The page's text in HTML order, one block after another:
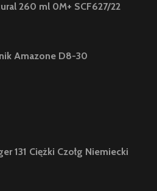
260 ml 0M+ SCF627/22
Amazone D8-30
131 Ciężki Czołg Niemiecki